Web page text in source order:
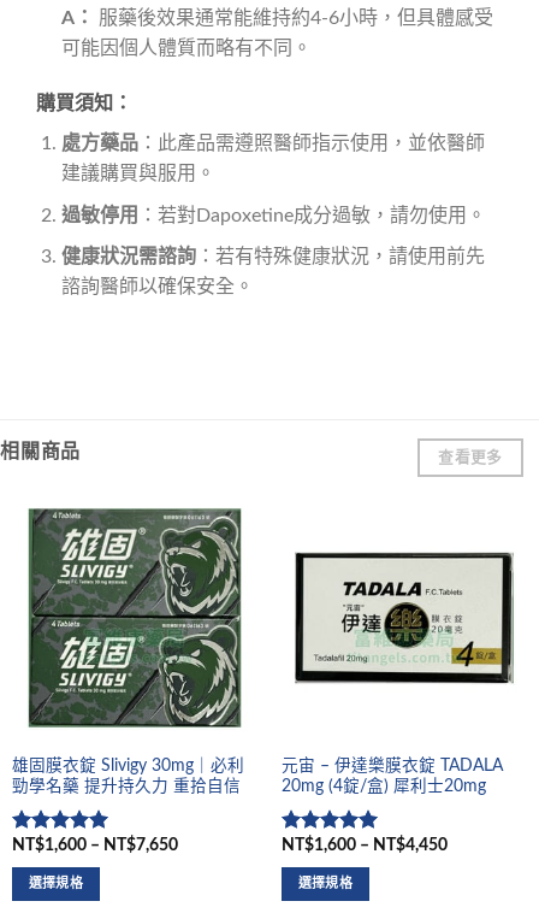
A：
服藥後效果通常能維持約4-6小時，但具體感受
可能因個人體質而略有不同。
購買須知：
處方藥品：此產品需遵照醫師指示使用，並依醫師
建議購買與服用。
過敏停用 ：若對Dapoxetine成分過敏，請勿使用。
健康狀況需諮詢：若有特殊健康狀況，請使用前先
諮詢醫師以確保安全。
相關商品 查看更多
雄固膜衣錠 Slivigy 30mg｜必利
勁學名藥 提升持久力 重拾自信
評分5滿
分 5
NT$1,600 – NT$7,650
選擇規格
元宙 – 伊達樂膜衣錠 TADALA
20mg (4錠/盒) 犀利士20mg
評分5滿
分 5
NT$1,600 – NT$4,450
選擇規格